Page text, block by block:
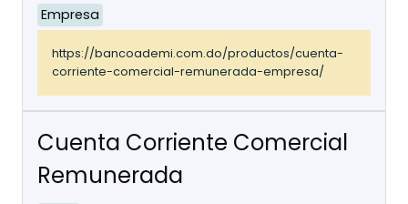
Empresa
https://bancoademi.com.do/productos/cuenta-
corriente-comercial-remunerada-empresa/
Cuenta Corriente Comercial
Remunerada